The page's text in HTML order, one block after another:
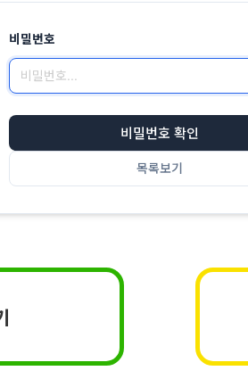
비밀번호
목록보기
비밀번호 확인